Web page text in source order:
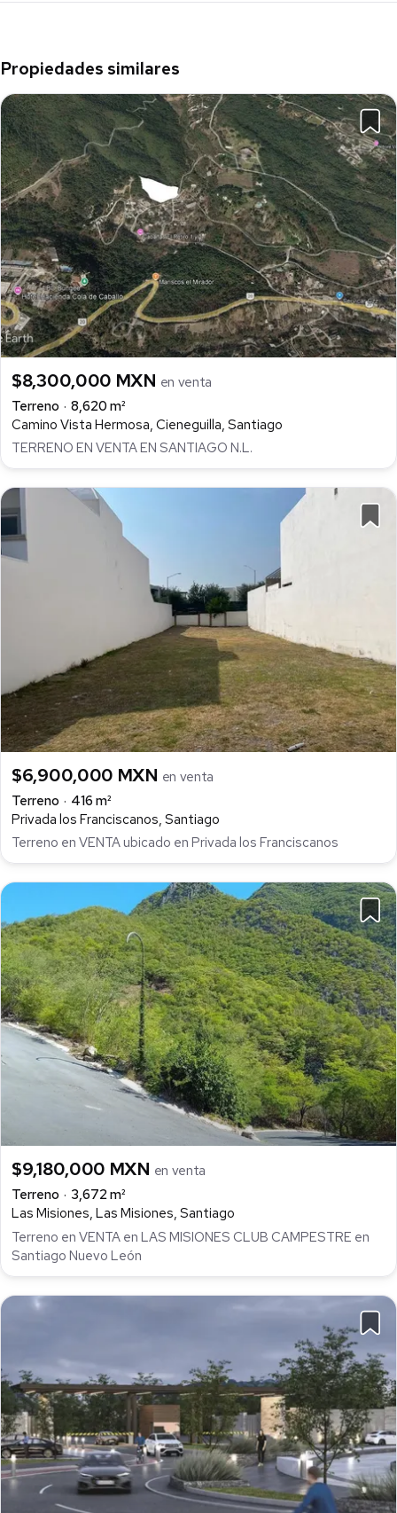
Propiedades similares
$8,300,000 MXN en venta
Terreno
8,620 m²
Camino Vista Hermosa, Cieneguilla, Santiago
TERRENO EN VENTA EN SANTIAGO N.L.
$6,900,000 MXN en venta
Terreno
416 m²
Privada los Franciscanos, Santiago
Terreno en VENTA ubicado en Privada los Franciscanos
$9,180,000 MXN en venta
Terreno
3,672 m²
Las Misiones, Las Misiones, Santiago
Terreno en VENTA en LAS MISIONES CLUB CAMPESTRE en
Santiago Nuevo León